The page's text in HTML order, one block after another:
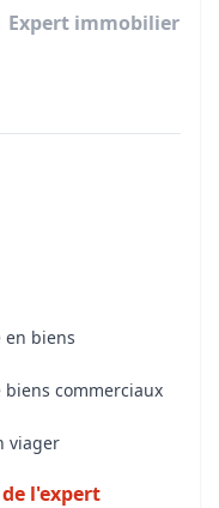
Expert immobilier
en biens
commerciaux
viager
l'expert